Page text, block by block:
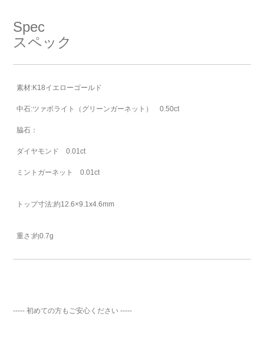
Spec
スペック
素材:K18イエローゴールド
中石:ツァボライト（グリーンガーネット） 0.50ct
脇石：
ダイヤモンド 0.01ct
ミントガーネット 0.01ct
トップ寸法:約12.6×9.1x4.6mm
重さ:約0.7g
----- 初めての方もご安心ください -----